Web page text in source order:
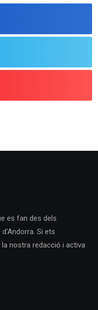
es fan des dels
Si ets
nostra redacció i activa